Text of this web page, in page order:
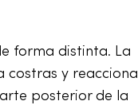
forma distinta. La
costras y reacciona
posterior de la